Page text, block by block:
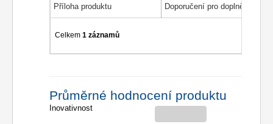
Příloha produktu
Celkem1 záznamů
Průměrné hodnocení produktu
Inovativnost